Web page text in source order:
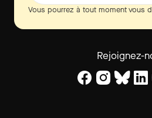
Vous pourrez à tout moment vous
Rejoignez-